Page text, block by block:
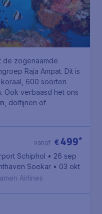
de zogenaamde
Raja Ampat. Dit is
600 soorten
Ook verbaasd het ons
, dolfijnen of
€499*
vanaf
Schiphol • 26 sep
Soekarno-Hatta
• 03 okt
Airlines